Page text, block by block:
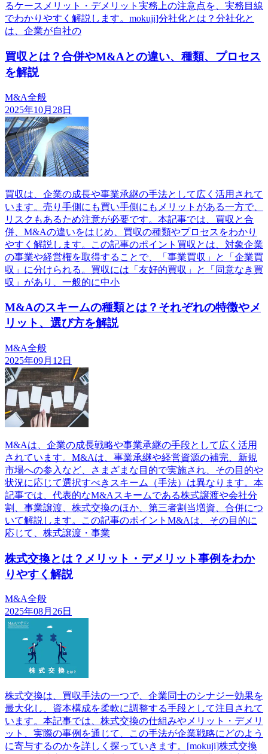
るケースメリット・デメリット実務上の注意点を、実務目線
でわかりやすく解説します。mokuji]分社化とは？分社化と
は、企業が自社の
買収とは？合併やM&Aとの違い、種類、プロセス
を解説
M&A全般
2025年10月28日
買収は、企業の成長や事業承継の手法として広く活用されて
います。売り手側にも買い手側にもメリットがある一方で、
リスクもあるため注意が必要です。本記事では、買収と合
併、M&Aの違いをはじめ、買収の種類やプロセスをわかり
やすく解説します。この記事のポイント買収とは、対象企業
の事業や経営権を取得することで、「事業買収」と「企業買
収」に分けられる。買収には「友好的買収」と「同意なき買
収」があり、一般的に中小
M&Aのスキームの種類とは？それぞれの特徴やメ
リット、選び方を解説
M&A全般
2025年09月12日
M&Aは、企業の成長戦略や事業承継の手段として広く活用
されています。M&Aは、事業承継や経営資源の補完、新規
市場への参入など、さまざまな目的で実施され、その目的や
状況に応じて選択すべきスキーム（手法）は異なります。本
記事では、代表的なM&Aスキームである株式譲渡や会社分
割、事業譲渡、株式交換のほか、第三者割当増資、合併につ
いて解説します。この記事のポイントM&Aは、その目的に
応じて、株式譲渡・事業
株式交換とは？メリット・デメリット事例をわか
りやすく解説
M&A全般
2025年08月26日
株式交換は、買収手法の一つで、企業同士のシナジー効果を
最大化し、資本構成を柔軟に調整する手段として注目されて
います。本記事では、株式交換の仕組みやメリット・デメリ
ット、実際の事例を通じて、この手法が企業戦略にどのよう
に寄与するのかを詳しく探っていきます。[mokuji]株式交換